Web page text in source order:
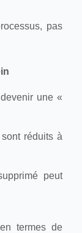
pas
une «
réduits à
peut
termes de